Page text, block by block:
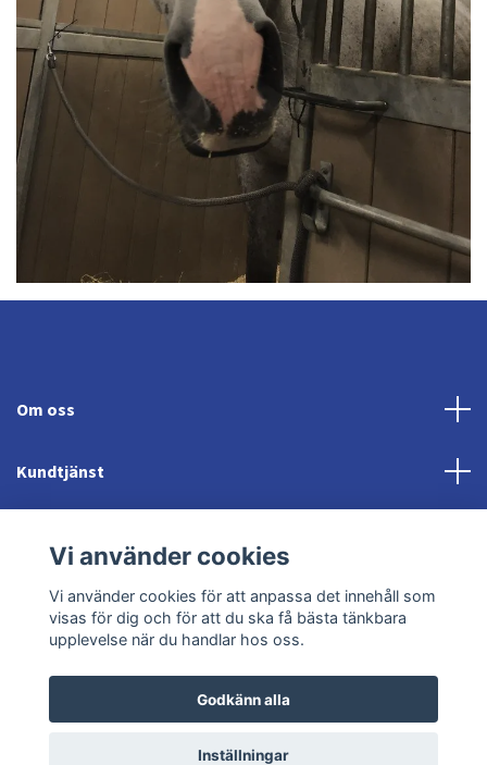
Om oss
Kundtjänst
Sociala medier
© 2026 Jonröds EquishopPowered by Quickbutik
Vi använder cookies
Vi använder cookies för att anpassa det innehåll som
visas för dig och för att du ska få bästa tänkbara
upplevelse när du handlar hos oss.
Godkänn alla
Inställningar